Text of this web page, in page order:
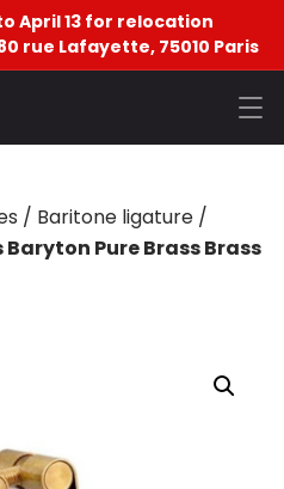
April 13 for relocation
rue Lafayette, 75010 Paris
/ Baritone ligature /
Pure Brass Brass